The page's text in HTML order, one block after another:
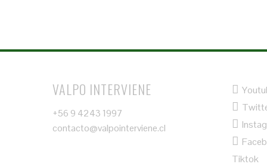
VALPO INTERVIENE
+56 9 4243 1997
contacto@valpointerviene.cl
Tiktok